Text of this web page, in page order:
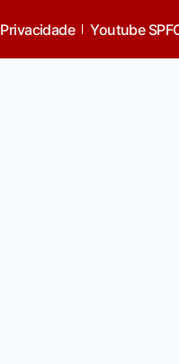
Privacidade Youtube